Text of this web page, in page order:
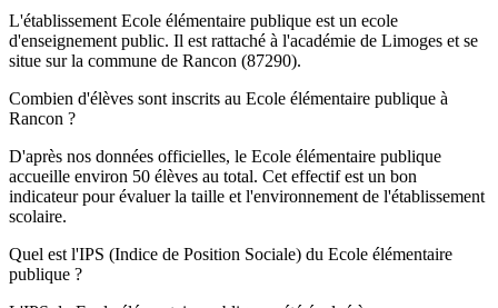
L'établissement Ecole élémentaire publique est un ecole
d'enseignement public. Il est rattaché à l'académie de Limoges et se
situe sur la commune de Rancon (87290).
Combien d'élèves sont inscrits au Ecole élémentaire publique à
Rancon ?
D'après nos données officielles, le Ecole élémentaire publique
accueille environ 50 élèves au total. Cet effectif est un bon
indicateur pour évaluer la taille et l'environnement de l'établissement
scolaire.
Quel est l'IPS (Indice de Position Sociale) du Ecole élémentaire
publique ?